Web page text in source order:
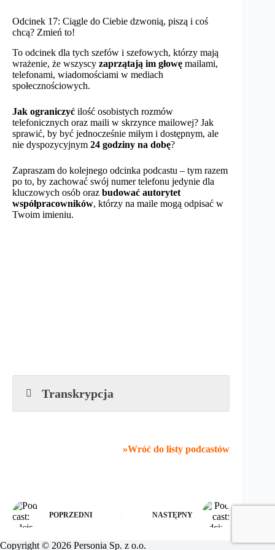
Odcinek 17: Ciągle do Ciebie dzwonią, piszą i coś
chcą? Zmień to!
To odcinek dla tych szefów i szefowych, którzy mają
wrażenie, że wszyscy zaprzątają im głowę mailami,
telefonami, wiadomościami w mediach
społecznościowych.
Jak ograniczyć ilość osobistych rozmów
telefonicznych oraz maili w skrzynce mailowej? Jak
sprawić, by być jednocześnie miłym i dostępnym, ale
nie dyspozycyjnym 24 godziny na dobę?
Zapraszam do kolejnego odcinka podcastu – tym razem
po to, by zachować swój numer telefonu jedynie dla
kluczowych osób oraz budować autorytet
współpracowników, którzy na maile mogą odpisać w
Twoim imieniu.
Transkrypcja
»Wróć do listy podcastów
POPRZEDNI NASTĘPNY
Copyright © 2026 Personia Sp. z o.o.